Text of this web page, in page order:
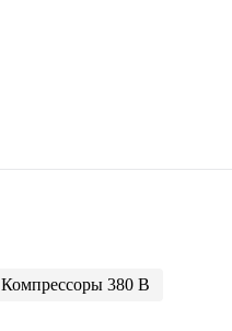
Компрессоры 380 В